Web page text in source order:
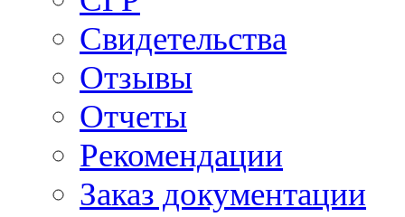
Свидетельства
Отзывы
Отчеты
Рекомендации
Заказ документации